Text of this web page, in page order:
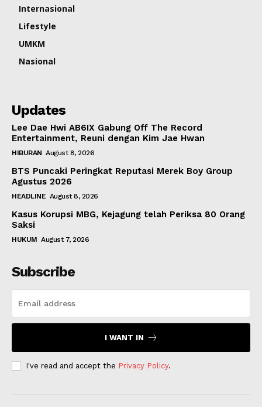
Internasional
Lifestyle
UMKM
Nasional
Updates
Lee Dae Hwi AB6IX Gabung Off The Record
Entertainment, Reuni dengan Kim Jae Hwan
HIBURAN August 8, 2026
BTS Puncaki Peringkat Reputasi Merek Boy Group
Agustus 2026
HEADLINE August 8, 2026
Kasus Korupsi MBG, Kejagung telah Periksa 80 Orang
Saksi
HUKUM August 7, 2026
Subscribe
I WANT IN
I've read and accept the Privacy Policy.